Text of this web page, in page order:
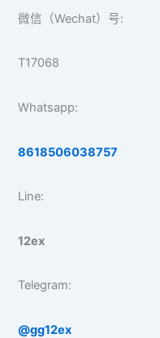
微信（Wechat）号:
T17068
Whatsapp:
8618506038757
Line:
12ex
Telegram:
@gg12ex